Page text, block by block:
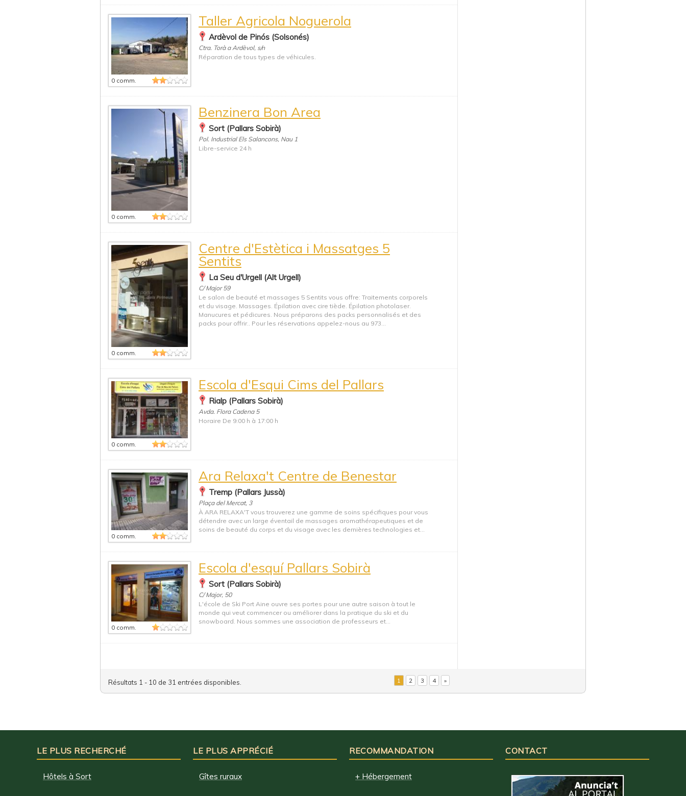
0 comm.
Taller Agricola Noguerola
Ardèvol de Pinós (Solsonés)
Ctra. Torà a Ardèvol, s/n
Réparation de tous types de véhicules.
0 comm.
Benzinera Bon Area
Sort (Pallars Sobirà)
Pol. Industrial Els Salancons, Nau 1
Libre-service 24 h
0 comm.
Centre d'Estètica i Massatges 5
Sentits
La Seu d'Urgell (Alt Urgell)
C/ Major 59
Le salon de beauté et massages 5 Sentits vous offre: Traitements corporels
et du visage. Massages. Épilation avec cire tiède. Épilation photolaser.
Manucures et pédicures. Nous préparons des packs personnalisés et des
packs pour offrir.. Pour les réservations appelez-nous au 973...
0 comm.
Escola d'Esqui Cims del Pallars
Rialp (Pallars Sobirà)
Avda. Flora Cadena 5
Horaire De 9:00 h à 17:00 h
0 comm.
Ara Relaxa't Centre de Benestar
Tremp (Pallars Jussà)
Plaça del Mercat, 3
À ARA RELAXA'T vous trouverez une gamme de soins spécifiques pour vous
détendre avec un large éventail de massages aromathérapeutiques et de
soins de beauté du corps et du visage avec les dernières technologies et...
0 comm.
Escola d'esquí Pallars Sobirà
Sort (Pallars Sobirà)
C/ Major, 50
L'école de Ski Port Aine ouvre ses portes pour une autre saison à tout le
monde qui veut commencer ou améliorer dans la pratique du ski et du
snowboard. Nous sommes une association de professeurs et...
Résultats 1 - 10 de 31 entrées disponibles. 1 2 3 4 »
LE PLUS RECHERCHÉ
Hôtels à Sort
LE PLUS APPRÉCIÉ
Gîtes ruraux
RECOMMANDATION
+ Hébergement
CONTACT